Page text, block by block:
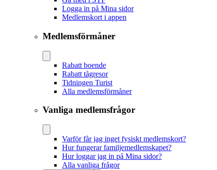
Logga in på Mina sidor
Medlemskort i appen
Medlemsförmåner
Rabatt boende
Rabatt tågresor
Tidningen Turist
Alla medlemsförmåner
Vanliga medlemsfrågor
Varför får jag inget fysiskt medlemskort?
Hur fungerar familjemedlemskapet?
Hur loggar jag in på Mina sidor?
Alla vanliga frågor